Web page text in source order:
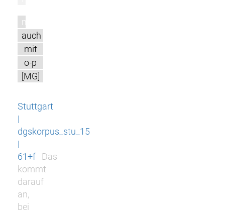
m
auch
mit
o-p
[MG]
Stuttgart
|
dgskorpus_stu_15
|
61+f
Das
kommt
darauf
an,
bei